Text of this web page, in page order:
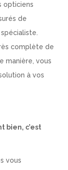
opticiens
de
complète de
manière, vous
à vos
bien, c’est
vous